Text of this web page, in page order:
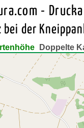
-
der
Doppelte